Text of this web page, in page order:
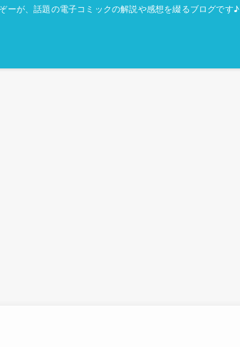
ーが、話題の電子コミックの解説や感想を綴るブログです♪